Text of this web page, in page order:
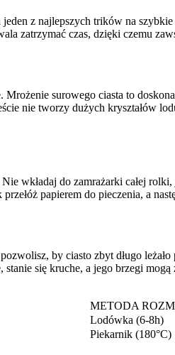
z najlepszych trików na
zatrzymać czas, dzięki czemu
surowego ciasta to
nie tworzy dużych kryształów
wkładaj do zamrażarki całej
papierem do pieczenia, a
by ciasto zbyt długo
się kruche, a jego brzegi
METODA
Lodówka (6-8h)
Piekarnik (180°C)